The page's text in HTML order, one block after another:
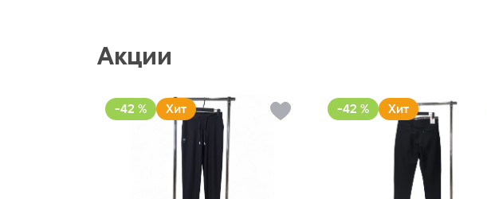
Акции
-42 % Хит -42 % Хит